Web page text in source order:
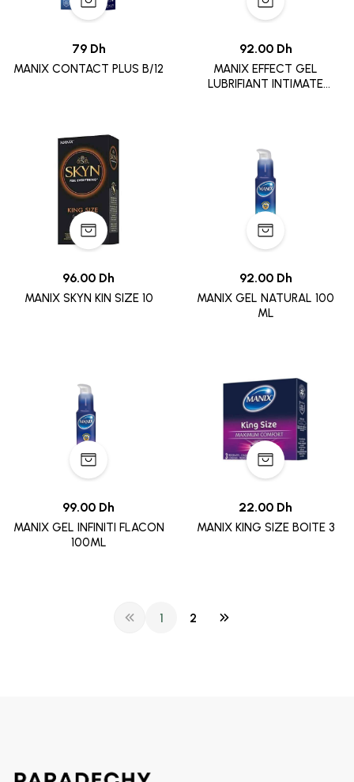
79 Dh
MANIX CONTACT PLUS B/12
92.00 Dh
MANIX EFFECT GEL
LUBRIFIANT INTIMATE
96.00 Dh
MANIX SKYN KIN SIZE 10
92.00 Dh
MANIX GEL NATURAL 100
ML
99.00 Dh
MANIX GEL INFINITI FLACON
100ML
22.00 Dh
MANIX KING SIZE BOITE 3
1 2